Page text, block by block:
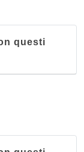
questi